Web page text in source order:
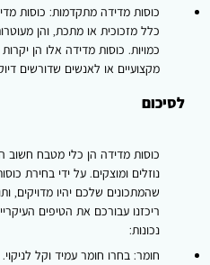
כוסות מדידה מתקדמות: כוסות
כלל מזכוכית או מתכת, והן
כמויות. כוסות מדידה אלו הן
מקצועיים או לאנשים שדורשים
לסיכום
כוסות מדידה הן כלי מטבח חשוב
נוזלים ומוצקים. על ידי בחירת
שהמתכונים שלכם יהיו מדויקים,
ריכזנו עבורכם את הטיפים
נכונות:
חומר: בחרו חומר עמיד וקל לניקוי.